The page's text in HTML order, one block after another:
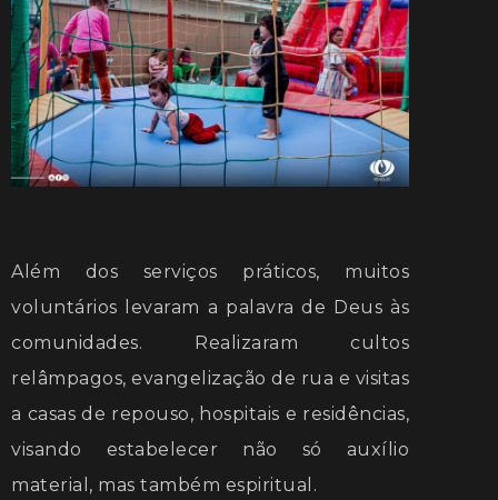
Além dos serviços práticos, muitos
voluntários levaram a palavra de Deus às
comunidades. Realizaram cultos
relâmpagos, evangelização de rua e visitas
a casas de repouso, hospitais e residências,
visando estabelecer não só auxílio
material, mas também espiritual.